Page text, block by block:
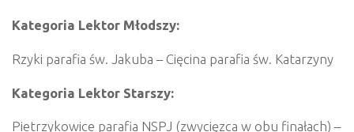
Kategoria Lektor Młodszy:
Rzyki parafia św. Jakuba – Cięcina parafia św. Katarzyny
Kategoria Lektor Starszy:
Pietrzykowice parafia NSPJ (zwycięzca w obu finałach) –